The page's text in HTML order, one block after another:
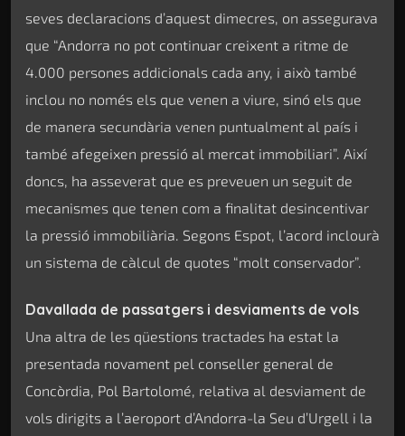
seves declaracions d’aquest dimecres, on assegurava
que “Andorra no pot continuar creixent a ritme de
4.000 persones addicionals cada any, i això també
inclou no només els que venen a viure, sinó els que
de manera secundària venen puntualment al país i
també afegeixen pressió al mercat immobiliari”. Així
doncs, ha asseverat que es preveuen un seguit de
mecanismes que tenen com a finalitat desincentivar
la pressió immobiliària. Segons Espot, l’acord inclourà
un sistema de càlcul de quotes “molt conservador”.
Davallada de passatgers i desviaments de vols
Una altra de les qüestions tractades ha estat la
presentada novament pel conseller general de
Concòrdia, Pol Bartolomé, relativa al desviament de
vols dirigits a l’aeroport d’Andorra-la Seu d’Urgell i la